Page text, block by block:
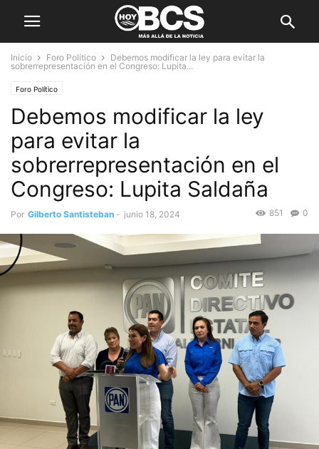
Inicio Foro Político
Debemos modificar la ley para evitar la
sobrerrepresentación en el Congreso: Lupita...
Foro Político
Debemos modificar la ley
para evitar la
sobrerrepresentación en el
Congreso: Lupita Saldaña
Por Gilberto Santisteban - junio 18, 2024 0
851